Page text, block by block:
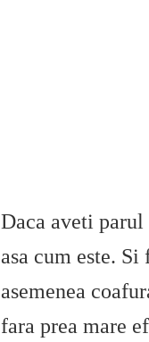
Daca aveti
asa cum este. Si
asemenea
fara prea mare